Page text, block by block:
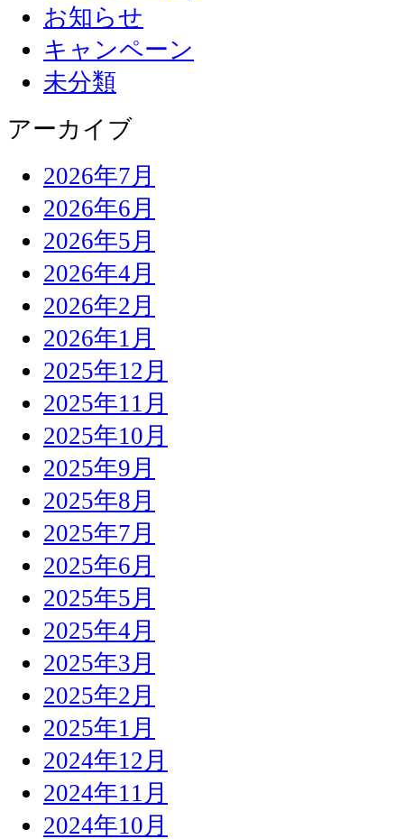
お知らせ
キャンペーン
未分類
アーカイブ
2026年7月
2026年6月
2026年5月
2026年4月
2026年2月
2026年1月
2025年12月
2025年11月
2025年10月
2025年9月
2025年8月
2025年7月
2025年6月
2025年5月
2025年4月
2025年3月
2025年2月
2025年1月
2024年12月
2024年11月
2024年10月